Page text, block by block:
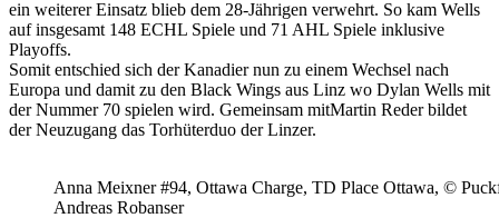
ein weiterer Einsatz blieb dem 28-Jährigen verwehrt. So kam Wells
auf insgesamt 148 ECHL Spiele und 71 AHL Spiele inklusive
Playoffs.
Somit entschied sich der Kanadier nun zu einem Wechsel nach
Europa und damit zu den Black Wings aus Linz wo Dylan Wells mit
der Nummer 70 spielen wird. Gemeinsam mitMartin Reder bildet
der Neuzugang das Torhüterduo der Linzer.
Anna Meixner #94, Ottawa Charge, TD Place Ottawa, ©
Andreas Robanser